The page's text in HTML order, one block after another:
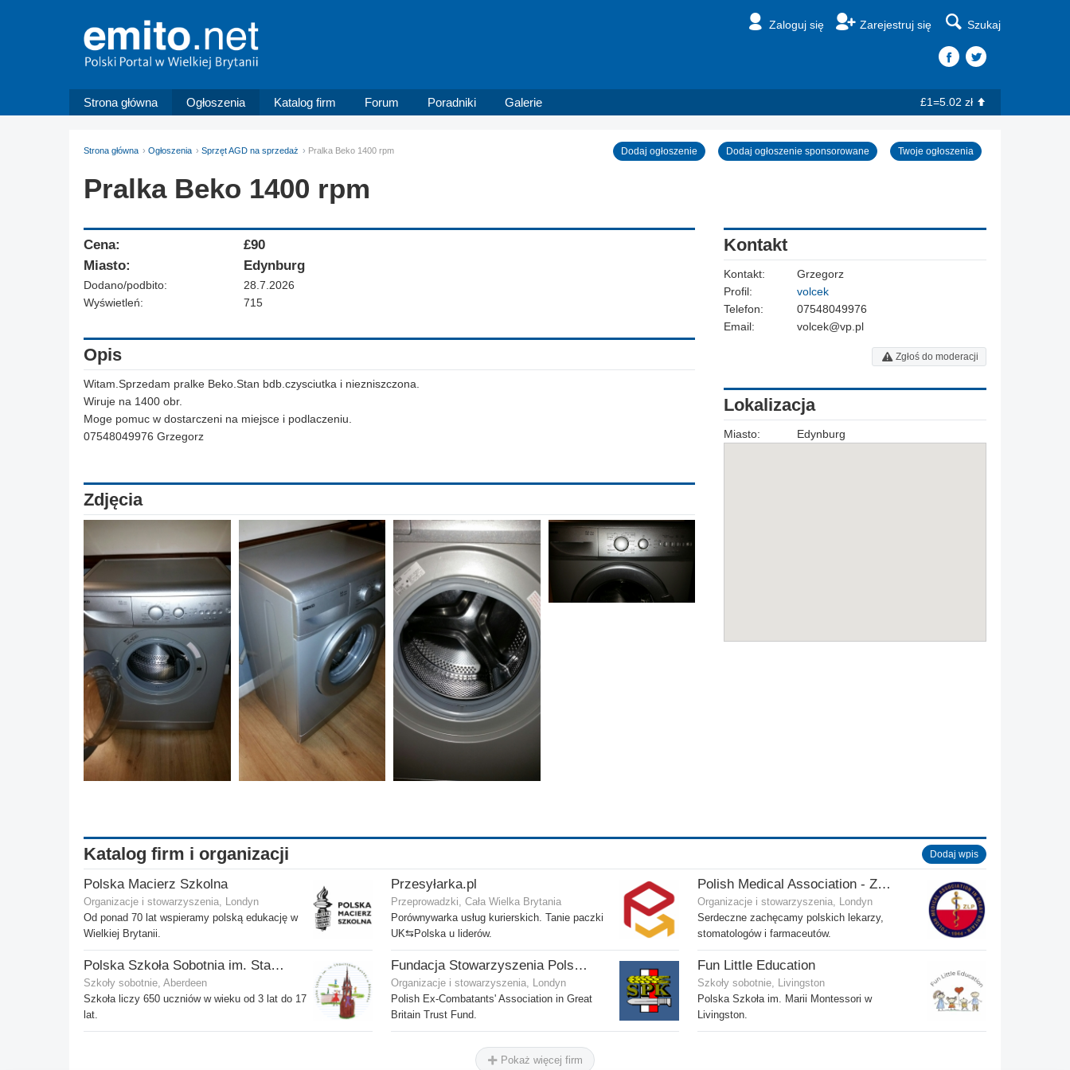
Zaloguj się Zarejestruj się Szukaj
Strona główna Ogłoszenia Katalog firm Forum Poradniki Galerie £1=5.02 zł
Strona główna Ogłoszenia Sprzęt AGD na sprzedaż Pralka Beko 1400 rpm Dodaj ogłoszenie Dodaj ogłoszenie sponsorowane Twoje ogłoszenia
Pralka Beko 1400 rpm
Cena:
£90
Miasto:
Edynburg
Dodano/podbito:
28.7.2026
Wyświetleń:
715
Opis
Witam.Sprzedam pralke Beko.Stan bdb.czysciutka i niezniszczona.
Wiruje na 1400 obr.
Moge pomuc w dostarczeni na miejsce i podlaczeniu.
07548049976 Grzegorz
Zdjęcia
Kontakt
Kontakt:
Grzegorz
Profil:
volcek
Telefon:
07548049976
Email:
volcek@vp.pl
Zgłoś do moderacji
Lokalizacja
Miasto: Edynburg
Katalog firm i organizacji Dodaj wpis
Polska Macierz Szkolna
Organizacje i stowarzyszenia, Londyn
Od ponad 70 lat wspieramy polską edukację w
Wielkiej Brytanii.
Przesyłarka.pl
Przeprowadzki, Cała Wielka Brytania
Porównywarka usług kurierskich. Tanie paczki
UK⇆Polska u liderów.
Polish Medical Association - Zwiazek Lekarzy Polskich w Wielkiej Brytanii
Organizacje i stowarzyszenia, Londyn
Serdeczne zachęcamy polskich lekarzy,
stomatologów i farmaceutów.
Polska Szkoła Sobotnia im. Stanisława Kostki
Szkoły sobotnie, Aberdeen
Szkoła liczy 650 uczniów w wieku od 3 lat do 17
lat.
Fundacja Stowarzyszenia Polskich Kombatantów w Wielkiej Brytanii
Organizacje i stowarzyszenia, Londyn
Polish Ex-Combatants' Association in Great
Britain Trust Fund.
Fun Little Education
Szkoły sobotnie, Livingston
Polska Szkoła im. Marii Montessori w
Livingston.
Pokaż więcej firm